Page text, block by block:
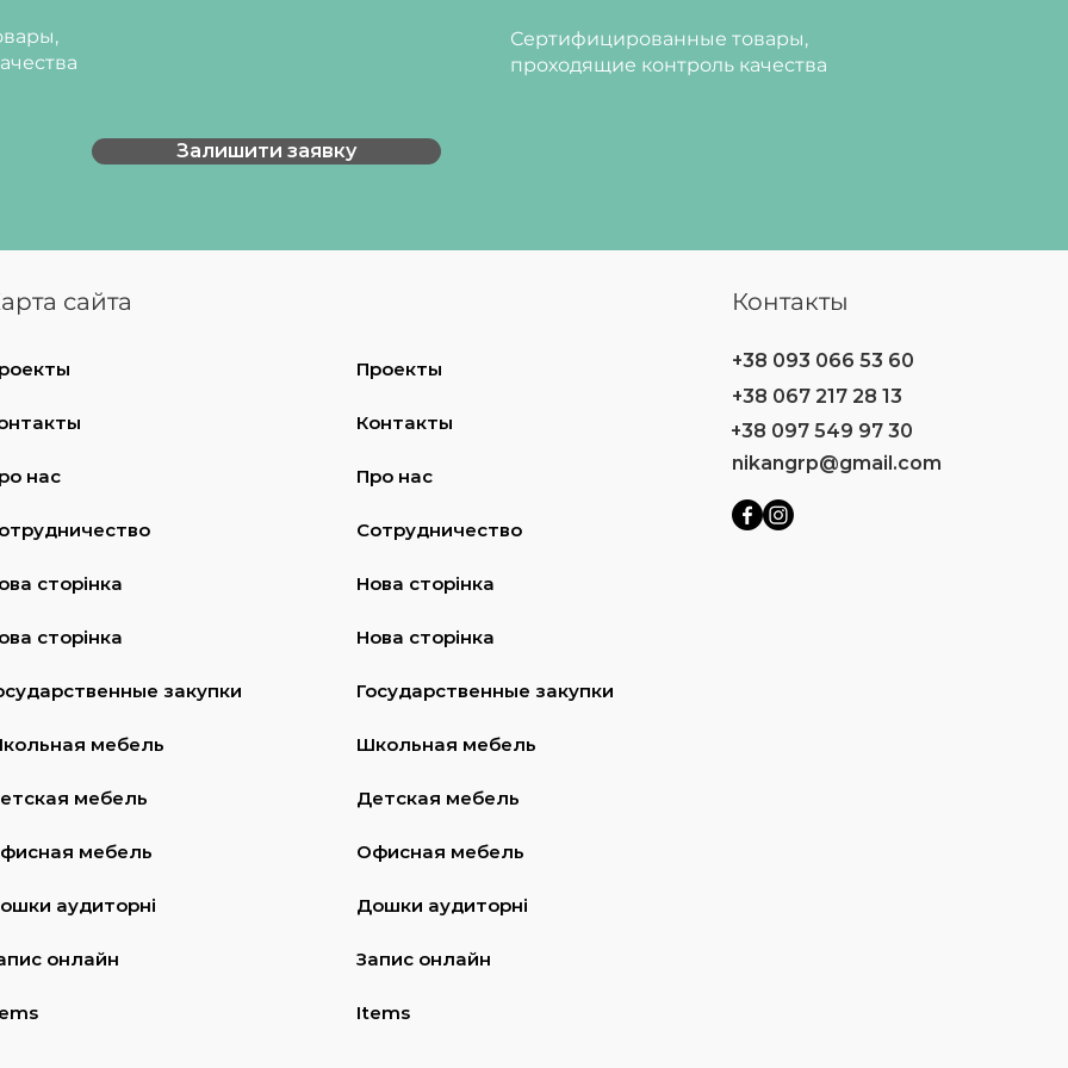
Сертифицированные товары,
проходящие контроль качества
Залишити заявку
сайта
нас
сторінка
сторінка
закупки
мебель
мебель
мебель
аудиторні
онлайн
Проекты
Контакты
Про нас
Сотрудничество
Нова сторінка
Нова сторінка
Государственные закупки
Школьная мебель
Детская мебель
Офисная мебель
Дошки аудиторні
Запис онлайн
Items
Контакты
+38 093 066 53 60
+38 067 217 28 13
nikangrp@gmail.com
+38 097 549 97 30